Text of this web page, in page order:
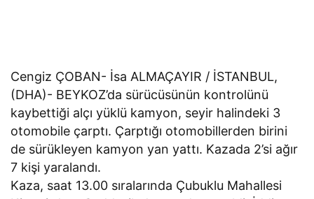
Cengiz ÇOBAN- İsa ALMAÇAYIR / İSTANBUL,
(DHA)- BEYKOZ’da sürücüsünün kontrolünü
kaybettiği alçı yüklü kamyon, seyir halindeki 3
otomobile çarptı. Çarptığı otomobillerden birini
de sürükleyen kamyon yan yattı. Kazada 2’si ağır
7 kişi yaralandı.
Kaza, saat 13.00 sıralarında Çubuklu Mahallesi